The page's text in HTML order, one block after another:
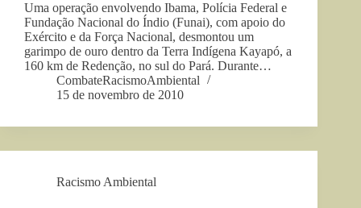
Uma operação envolvendo Ibama, Polícia Federal e
Fundação Nacional do Índio (Funai), com apoio do
Exército e da Força Nacional, desmontou um
garimpo de ouro dentro da Terra Indígena Kayapó, a
160 km de Redenção, no sul do Pará. Durante…
CombateRacismoAmbiental
15 de novembro de 2010
Racismo Ambiental